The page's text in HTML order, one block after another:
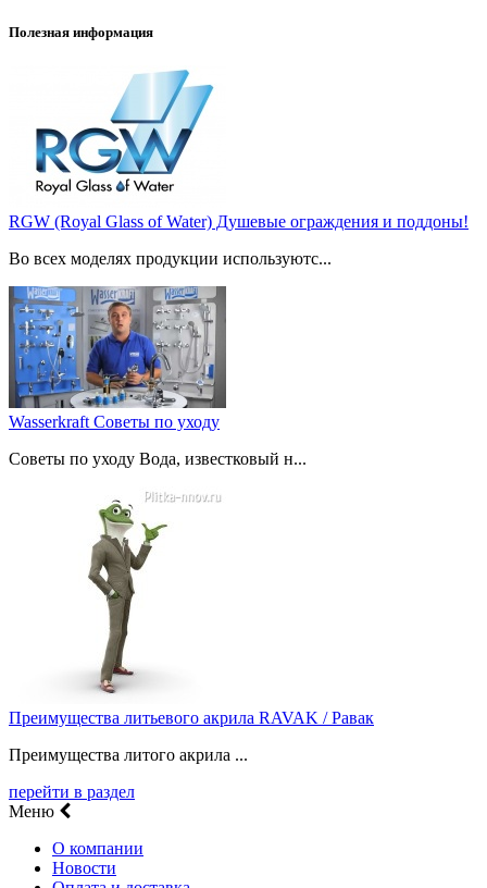
Полезная информация
RGW (Royal Glass of Water) Душевые ограждения и поддоны!
Во всех моделях продукции используютс...
Wasserkraft Советы по уходу
Советы по уходу Вода, известковый н...
Преимущества литьевого акрила RAVAK / Равак
Преимущества литого акрила ...
перейти в раздел
Меню
О компании
Новости